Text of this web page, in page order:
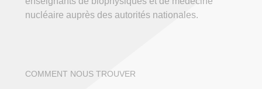
nucléaire auprès des autorités nationales.
COMMENT NOUS TROUVER